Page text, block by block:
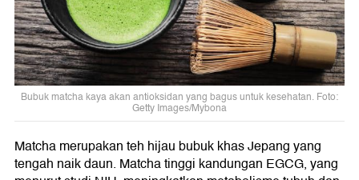
Bubuk matcha kaya akan antioksidan yang bagus untuk kesehatan. Foto:
Getty Images/Mybona
Matcha merupakan teh hijau bubuk khas Jepang yang
tengah naik daun. Matcha tinggi kandungan EGCG, yang